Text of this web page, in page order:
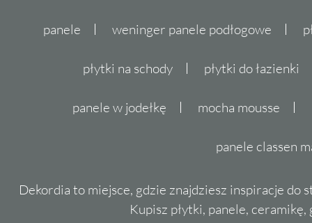
panele weninger panele podłogowe
płytki na schody płytki do łazienki
panele w jodełkę mocha mousse
panele classen
Dekordia to miejsce, gdzie znajdziesz inspiracje do
Kupisz płytki, panele,